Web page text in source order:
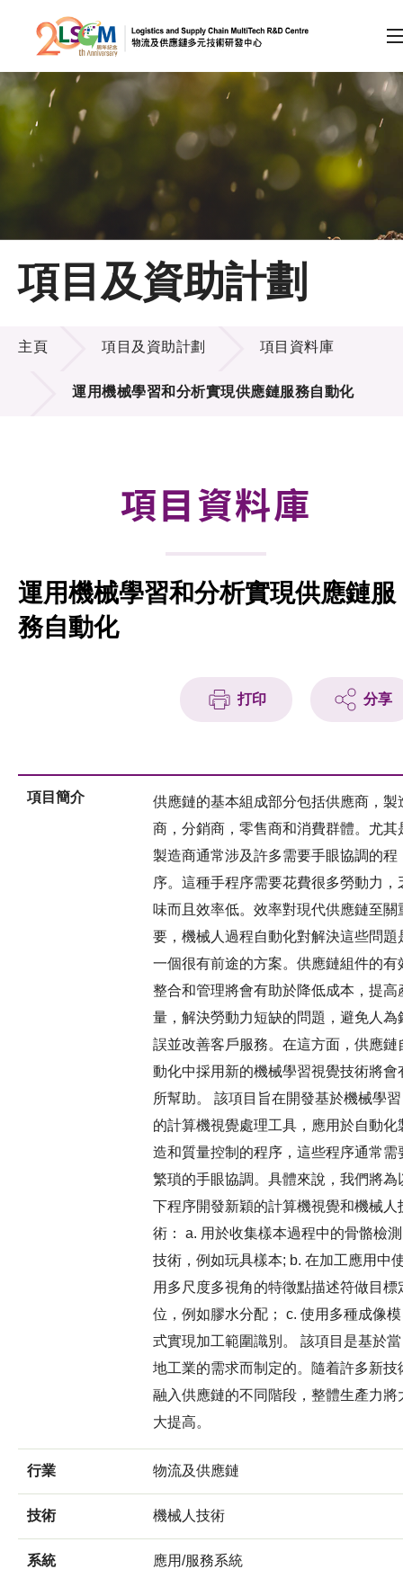
跳到內容（按回車鍵）
會員登入
A A EN 繁 简
主頁
關於LSCM
技術商品化
項目及資助計劃
資助計劃
項目資料庫
會籍
項目及資助計劃
項目及資助計劃
主頁 項目及資助計劃 項目資料庫
運用機械學習和分析實現供應鏈服務自動化
項目資料庫
運用機械學習和分析實現供應鏈服
務自動化
打印 分享
項目簡介
供應鏈的基本組成部分包括供應商，製
商，分銷商，零售商和消費群體。尤其
製造商通常涉及許多需要手眼協調的程
序。這種手程序需要花費很多勞動力，
味而且效率低。效率對現代供應鏈至關
要，機械人過程自動化對解決這些問題
一個很有前途的方案。供應鏈組件的有
整合和管理將會有助於降低成本，提高
量，解決勞動力短缺的問題，避免人為
誤並改善客戶服務。在這方面，供應鏈
動化中採用新的機械學習視覺技術將會
所幫助。 該項目旨在開發基於機械學習
的計算機視覺處理工具，應用於自動化
造和質量控制的程序，這些程序通常需
繁瑣的手眼協調。具體來說，我們將為
下程序開發新穎的計算機視覺和機械人
術： a. 用於收集樣本過程中的骨骼檢測
技術，例如玩具樣本; b. 在加工應用中
用多尺度多視角的特徵點描述符做目標
位，例如膠水分配； c. 使用多種成像模
式實現加工範圍識別。 該項目是基於當
地工業的需求而制定的。隨着許多新技
融入供應鏈的不同階段，整體生產力將
大提高。
行業 物流及供應鏈
技術 機械人技術
系統 應用/服務系統